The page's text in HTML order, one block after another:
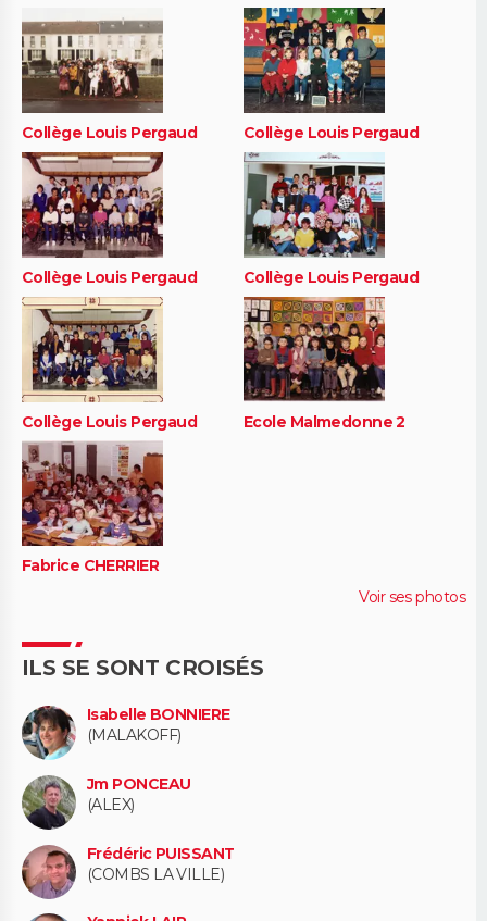
Collège Louis Pergaud Collège Louis Pergaud
Collège Louis Pergaud Collège Louis Pergaud
Collège Louis Pergaud Ecole Malmedonne 2
Fabrice CHERRIER
Voir ses photos
ILS SE SONT CROISÉS
Isabelle BONNIERE
(MALAKOFF)
Jm PONCEAU
(ALEX)
Frédéric PUISSANT
(COMBS LA VILLE)